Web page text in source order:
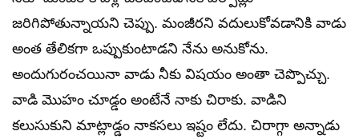
జరిగిపోతున్నాయని చెప్పు. మంజీరని వదులుకోవడానికి వాడు
అంత తేలికగా ఒప్పుకుంటాడని నేను అనుకోను.
అందుగురంచయినా వాడు నీకు విషయం అంతా చెప్పొచ్చు.
వాడి మొహం చూడ్డం అంటేనే నాకు చిరాకు. వాడిని
కలుసుకుని మాట్లాడ్డం నాకసలు ఇష్టం లేదు. చిరాగ్గా అన్నాడు